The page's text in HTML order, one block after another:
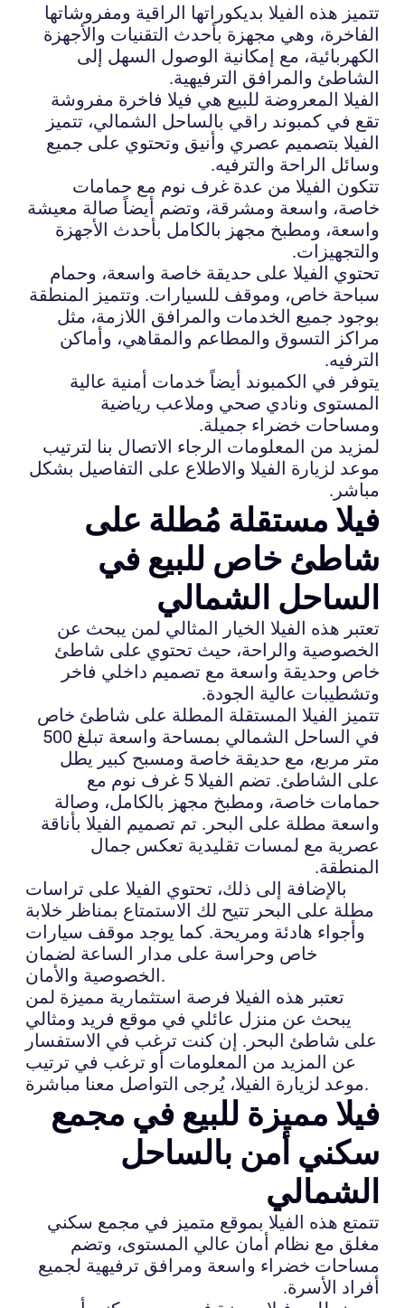
تتميز هذه الفيلا بديكوراتها الراقية ومفروشاتها
الفاخرة، وهي مجهزة بأحدث التقنيات والأجهزة
الكهربائية، مع إمكانية الوصول السهل إلى
الشاطئ والمرافق الترفيهية.
الفيلا المعروضة للبيع هي فيلا فاخرة مفروشة
تقع في كمبوند راقي بالساحل الشمالي، تتميز
الفيلا بتصميم عصري وأنيق وتحتوي على جميع
وسائل الراحة والترفيه.
تتكون الفيلا من عدة غرف نوم مع حمامات
خاصة، واسعة ومشرقة، وتضم أيضاً صالة معيشة
واسعة، ومطبخ مجهز بالكامل بأحدث الأجهزة
والتجهيزات.
تحتوي الفيلا على حديقة خاصة واسعة، وحمام
سباحة خاص، وموقف للسيارات. وتتميز المنطقة
بوجود جميع الخدمات والمرافق اللازمة، مثل
مراكز التسوق والمطاعم والمقاهي، وأماكن
الترفيه.
يتوفر في الكمبوند أيضاً خدمات أمنية عالية
المستوى ونادي صحي وملاعب رياضية
ومساحات خضراء جميلة.
لمزيد من المعلومات الرجاء الاتصال بنا لترتيب
موعد لزيارة الفيلا والاطلاع على التفاصيل بشكل
مباشر.
فيلا مستقلة مُطلة على
شاطئ خاص للبيع في
الساحل الشمالي
تعتبر هذه الفيلا الخيار المثالي لمن يبحث عن
الخصوصية والراحة، حيث تحتوي على شاطئ
خاص وحديقة واسعة مع تصميم داخلي فاخر
وتشطيبات عالية الجودة.
تتميز الفيلا المستقلة المطلة على شاطئ خاص
في الساحل الشمالي بمساحة واسعة تبلغ 500
متر مربع، مع حديقة خاصة ومسبح كبير يطل
على الشاطئ. تضم الفيلا 5 غرف نوم مع
حمامات خاصة، ومطبخ مجهز بالكامل، وصالة
واسعة مطلة على البحر. تم تصميم الفيلا بأناقة
عصرية مع لمسات تقليدية تعكس جمال
المنطقة.
بالإضافة إلى ذلك، تحتوي الفيلا على تراسات
مطلة على البحر تتيح لك الاستمتاع بمناظر خلابة
وأجواء هادئة ومريحة. كما يوجد موقف سيارات
خاص وحراسة على مدار الساعة لضمان
الخصوصية والأمان.
تعتبر هذه الفيلا فرصة استثمارية مميزة لمن
يبحث عن منزل عائلي في موقع فريد ومثالي
على شاطئ البحر. إن كنت ترغب في الاستفسار
عن المزيد من المعلومات أو ترغب في ترتيب
موعد لزيارة الفيلا، يُرجى التواصل معنا مباشرة.
فيلا مميزة للبيع في مجمع
سكني أمن بالساحل
الشمالي
تتمتع هذه الفيلا بموقع متميز في مجمع سكني
مغلق مع نظام أمان عالي المستوى، وتضم
مساحات خضراء واسعة ومرافق ترفيهية لجميع
أفراد الأسرة.